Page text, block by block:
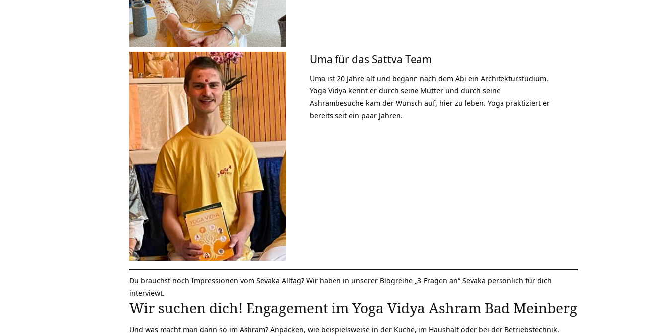
Uma für das Sattva Team
Uma ist 20 Jahre alt und begann nach dem Abi ein Architekturstudium.
Yoga Vidya kennt er durch seine Mutter und durch seine
Ashrambesuche kam der Wunsch auf, hier zu leben. Yoga praktiziert er
bereits seit ein paar Jahren.
Du brauchst noch Impressionen vom Sevaka Alltag? Wir haben in unserer Blogreihe „ 3-Fragen an“ Sevaka persönlich für dich
interviewt.
Wir suchen dich! Engagement im Yoga Vidya Ashram Bad Meinberg
Und was macht man dann so im Ashram? Anpacken, wie beispielsweise in der Küche, im Haushalt oder bei der Betriebstechnik.